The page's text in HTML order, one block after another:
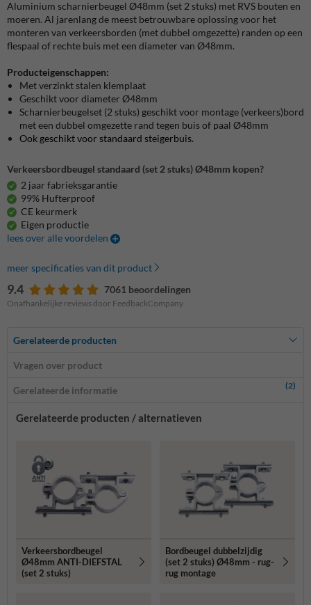
Aluminium scharnierbeugel Ø48mm (set 2 stuks) met RVS bouten en
moeren. Al jarenlang de meest betrouwbare oplossing voor het
monteren van verkeersborden (met dubbel omgezette) randen op een
flespaal of rechte buis met een diameter van Ø48mm.
Producteigenschappen:
Met verzinkt stalen klemplaat
Geschikt voor diameter Ø48mm
Scharnierbeugelset (2 stuks) geschikt voor montage (verkeers)bord
met een dubbel omgezette rand tegen buis of paal Ø48mm
Ook geschikt voor standaard steigerbuis.
Verkeersbordbeugel standaard (set 2 stuks) Ø48mm kopen?
2 jaar fabrieksgarantie
99% Hufterproof
CE keurmerk
Eigen productie
lees over alle voordelen
meer specificaties van dit product
9.4 7061 beoordelingen
Onafhankelijke reviews door FeedbackCompany
Gerelateerde producten
Vragen over product
Gerelateerde informatie (2)
Gerelateerde producten / alternatieven
Verkeersbordbeugel
Ø48mm ANTI-DIEFSTAL
(set 2 stuks)
Bordbeugel dubbelzijdig
(set 2 stuks) Ø48mm - rug-
rug montage